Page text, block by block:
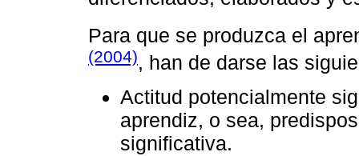
Para que se produzca el
(2004), han de darse las
Actitud potencialmente
aprendiz, o sea,
significativa.